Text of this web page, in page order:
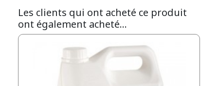
Les clients qui ont acheté ce produit
ont également acheté...